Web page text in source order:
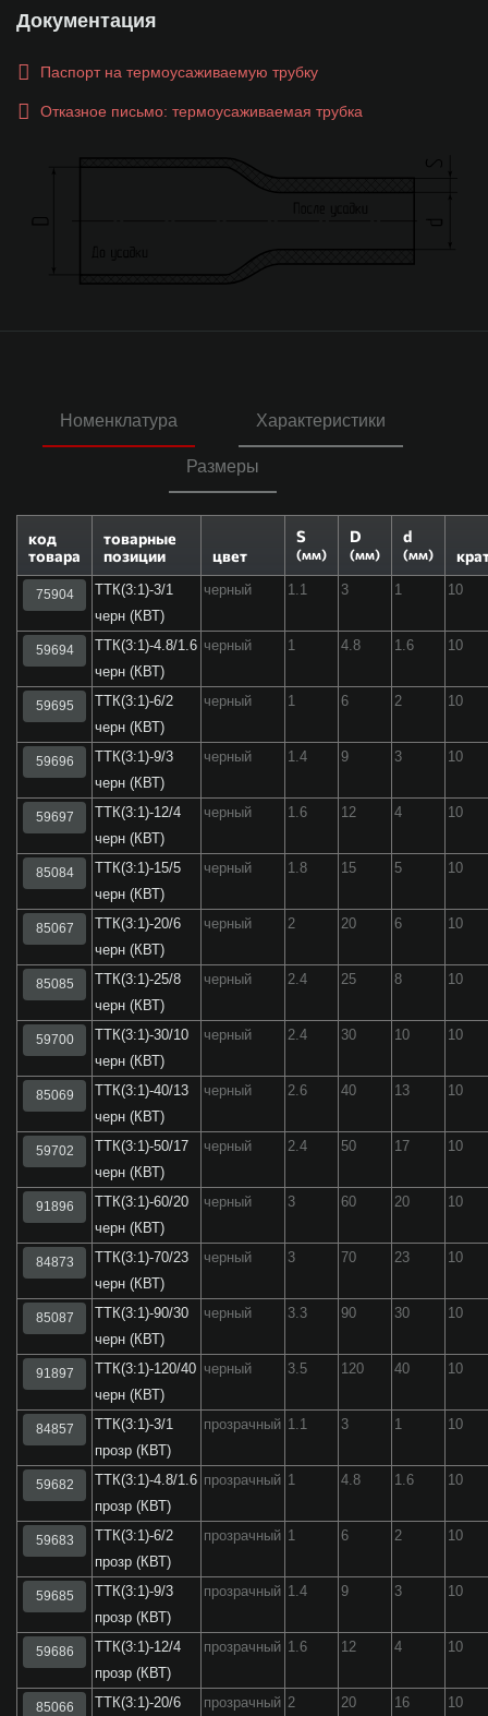
Документация
Паспорт на термоусаживаемую трубку
Отказное письмо: термоусаживаемая трубка
Номенклатура Характеристики
Размеры
код
товара
товарные
позиции
цвет
S
(мм)
D
(мм)
d
(мм)
75904
ТТК(3:1)-3/1
черн (КВТ)
черный 1.1 3 1 10
59694
ТТК(3:1)-4.8/1.6
черн (КВТ)
черный 1 4.8 1.6 10
59695
ТТК(3:1)-6/2
черн (КВТ)
черный 1 6 2 10
59696
ТТК(3:1)-9/3
черн (КВТ)
черный 1.4 9 3 10
59697
ТТК(3:1)-12/4
черн (КВТ)
черный 1.6 12 4 10
85084
ТТК(3:1)-15/5
черн (КВТ)
черный 1.8 15 5 10
85067
ТТК(3:1)-20/6
черн (КВТ)
черный 2 20 6 10
85085
ТТК(3:1)-25/8
черн (КВТ)
черный 2.4 25 8 10
59700
ТТК(3:1)-30/10
черн (КВТ)
черный 2.4 30 10 10
85069
ТТК(3:1)-40/13
черн (КВТ)
черный 2.6 40 13 10
59702
ТТК(3:1)-50/17
черн (КВТ)
черный 2.4 50 17 10
91896
ТТК(3:1)-60/20
черн (КВТ)
черный 3 60 20 10
84873
ТТК(3:1)-70/23
черн (КВТ)
черный 3 70 23 10
85087
ТТК(3:1)-90/30
черн (КВТ)
черный 3.3 90 30 10
91897
ТТК(3:1)-120/40
черн (КВТ)
черный 3.5 120 40 10
84857
ТТК(3:1)-3/1
прозр (КВТ)
прозрачный 1.1 3 1 10
59682
ТТК(3:1)-4.8/1.6
прозр (КВТ)
прозрачный 1 4.8 1.6 10
59683
ТТК(3:1)-6/2
прозр (КВТ)
прозрачный 1 6 2 10
59685
ТТК(3:1)-9/3
прозр (КВТ)
прозрачный 1.4 9 3 10
59686
ТТК(3:1)-12/4
прозр (КВТ)
прозрачный 1.6 12 4 10
85066 ТТК(3:1)-20/6 прозрачный 2 20 16 10